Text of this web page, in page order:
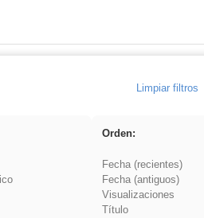
Limpiar filtros
Orden:
Fecha (recientes)
Fecha (antiguos)
Visualizaciones
Título